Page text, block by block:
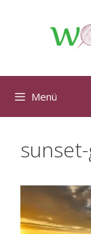
Menü